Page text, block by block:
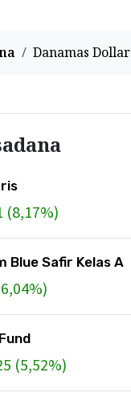
Danamas Dollar
(8,17%)
Blue Safir Kelas A
6,04%)
(5,52%)